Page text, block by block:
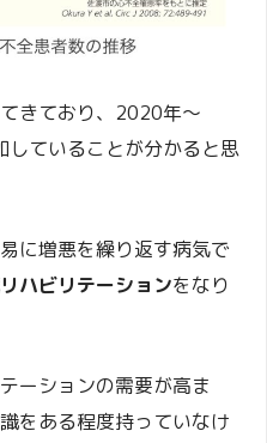
きており、2020年～
ていることが分かると思
に増悪を繰り返す病気で
ハビリテーションをなり
ーションの需要が高ま
をある程度持っていなけ